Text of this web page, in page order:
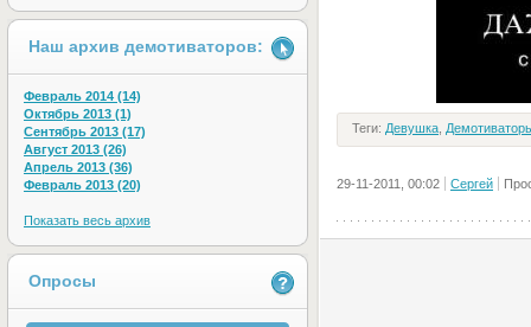
Теги: Девушка
29-11-2011, 00:02 Сергей
Наш архив демотиваторов:
Февраль 2014 (14)
Октябрь 2013 (1)
Сентябрь 2013 (17)
Август 2013 (26)
Апрель 2013 (36)
Февраль 2013 (20)
Показать весь архив
Опросы